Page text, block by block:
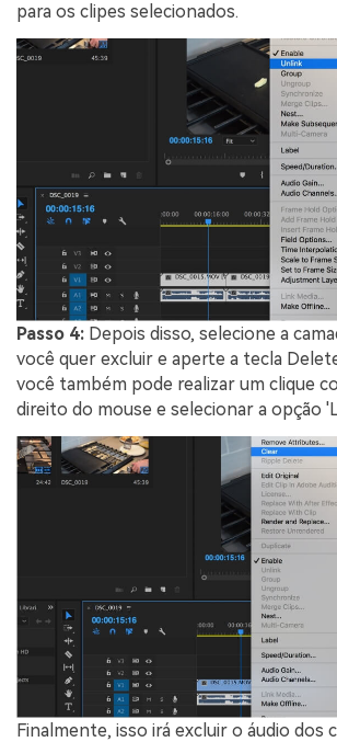
para os clipes selecionados.
Passo 4: Depois disso, selecione a
você quer excluir e aperte a tecla
você também pode realizar um clique
direito do mouse e selecionar a opção
Finalmente, isso irá excluir o áudio dos